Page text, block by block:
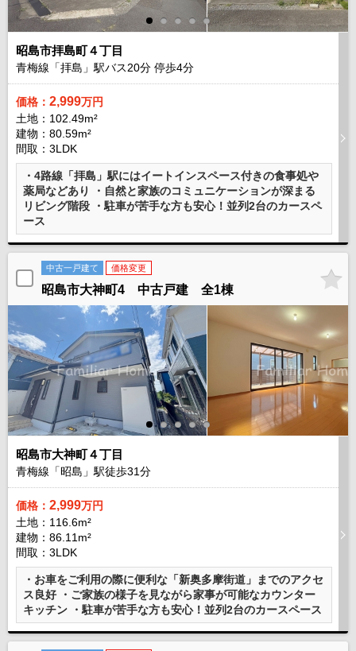
昭島市拝島町４丁目
青梅線「拝島」駅バス20分 停歩4分
価格： 2,999万円
土地：102.49m²
建物：80.59m²
間取：3LDK
・4路線「拝島」駅にはイートインスペース付きの食事処や
薬局などあり ・自然と家族のコミュニケーションが深まる
リビング階段 ・駐車が苦手な方も安心！並列2台のカースペ
ース
中古一戸建て 価格変更
昭島市大神町4 中古戸建 全1棟
昭島市大神町４丁目
青梅線「昭島」駅徒歩31分
価格： 2,999万円
土地：116.6m²
建物：86.11m²
間取：3LDK
・お車をご利用の際に便利な「新奥多摩街道」までのアクセ
ス良好 ・ご家族の様子を見ながら家事が可能なカウンター
キッチン ・駐車が苦手な方も安心！並列2台のカースペース